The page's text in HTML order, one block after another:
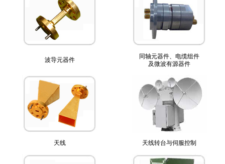
波导元器件
同轴元器件、电缆组件
及微波有源器件
天线 天线转台与伺服控制